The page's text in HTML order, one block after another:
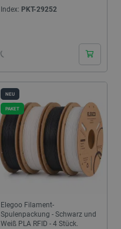
Index: PKT-29252
Elegoo Filament-
Spulenpackung - Schwarz und
Weiß PLA RFID - 4 Stück.
NEU
PAKET